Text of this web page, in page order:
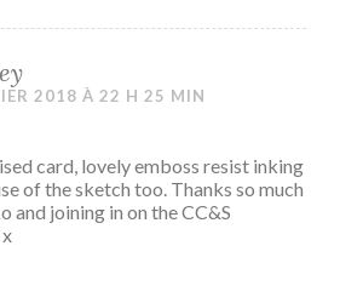
2018 À 22 H 25 MIN
card, lovely emboss resist inking
of the sketch too. Thanks so much
and joining in on the CC&S